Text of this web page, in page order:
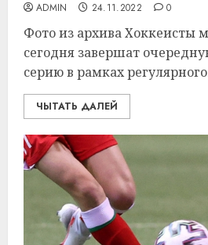
ADMIN 24.11.2022 0
Фото из архива Хоккеисты
сегодня завершат
серию в рамках
ЧЫТАТЬ ДАЛЕЙ